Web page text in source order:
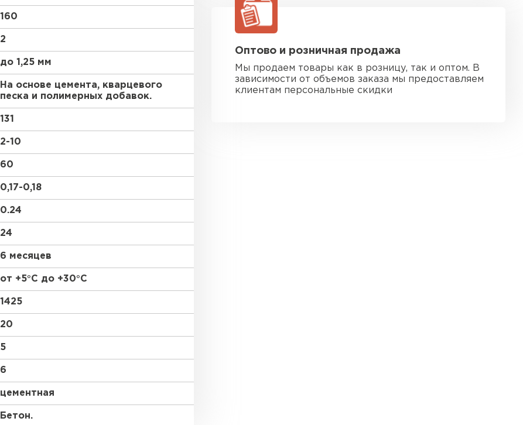
160
2
до 1,25 мм
На основе цемента, кварцевого
песка и полимерных добавок.
131
2-10
60
0,17-0,18
0.24
24
6 месяцев
от +5°C до +30°C
1425
20
5
6
цементная
Бетон.
Оптово и розничная продажа
Мы продаем товары как в розницу, так и оптом. В
зависимости от объемов заказа мы предоставляем
клиентам персональные скидки